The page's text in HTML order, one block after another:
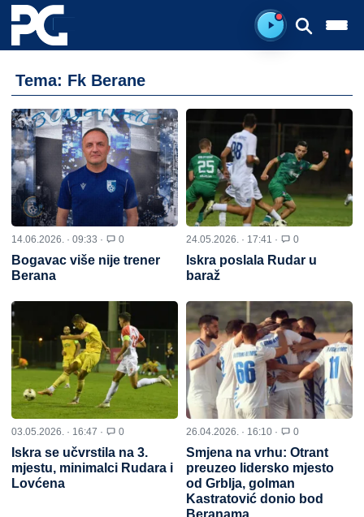
Spreman za
Tema: Fk Berane
14.06.2026. · 09:33 · 0
Bogavac više nije trener
Berana
24.05.2026. · 17:41 · 0
Iskra poslala Rudar u
baraž
03.05.2026. · 16:47 · 0
Iskra se učvrstila na 3.
mjestu, minimalci Rudara i
Lovćena
26.04.2026. · 16:10 · 0
Smjena na vrhu: Otrant
preuzeo lidersko mjesto
od Grblja, golman
Kastratović donio bod
Beranama